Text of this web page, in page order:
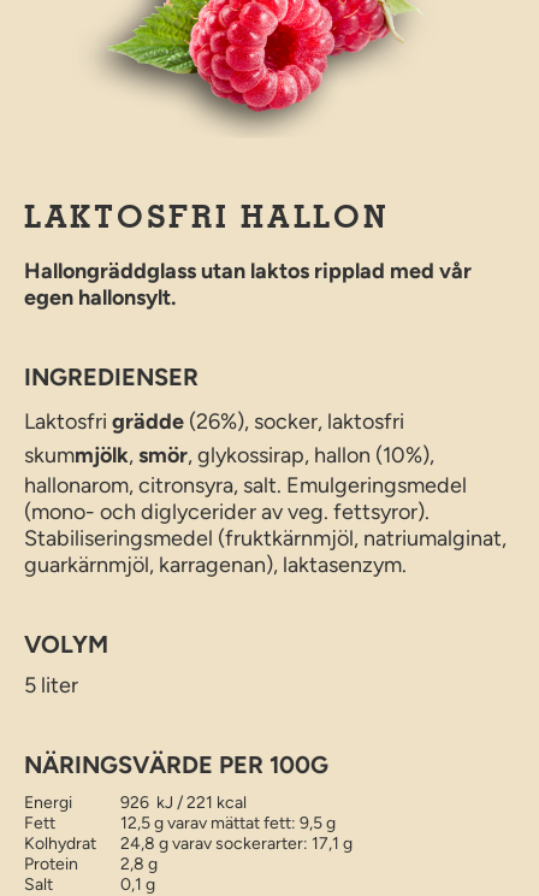
LAKTOSFRI HALLON
Hallongräddglass utan laktos ripplad med vår
egen hallonsylt.
INGREDIENSER
Laktosfri grädde (26%), socker, laktosfri
skummjölk,smör, glykossirap, hallon (10%),
hallonarom, citronsyra, salt. Emulgeringsmedel
(mono- och diglycerider av veg. fettsyror).
Stabiliseringsmedel (fruktkärnmjöl, natriumalginat,
guarkärnmjöl, karragenan), laktasenzym.
VOLYM
5 liter
NÄRINGSVÄRDE PER 100G
Energi
926 kJ / 221 kcal
Fett
12,5 g varav mättat fett: 9,5 g
Kolhydrat
24,8 g varav sockerarter: 17,1 g
Protein
2,8 g
Salt
0,1 g